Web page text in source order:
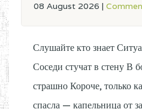
08 August 2026 |
Слушайте кто знает
Соседи стучат в стену В
страшно Короче, только
спасла — капельница от